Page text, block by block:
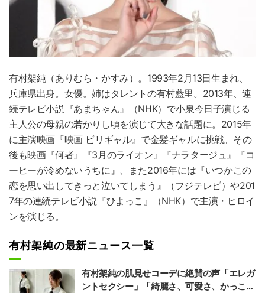
有村架純（ありむら・かすみ）。1993年2月13日生まれ、
兵庫県出身。女優。姉はタレントの有村藍里。2013年、連
続テレビ小説『あまちゃん』（NHK）で小泉今日子演じる
主人公の母親の若かりし頃を演じて大きな話題に。2015年
に主演映画『映画 ビリギャル』で金髪ギャルに挑戦。その
後も映画『何者』『3月のライオン』『ナラタージュ』『コ
ーヒーが冷めないうちに』、また2016年には『いつかこの
恋を思い出してきっと泣いてしまう』（フジテレビ）や201
7年の連続テレビ小説『ひよっこ』（NHK）で主演・ヒロイ
ンを演じる。
有村架純の最新ニュース一覧
有村架純の肌見せコーデに絶賛の声「エレガ
ントセクシー」「綺麗さ、可愛さ、かっこよ